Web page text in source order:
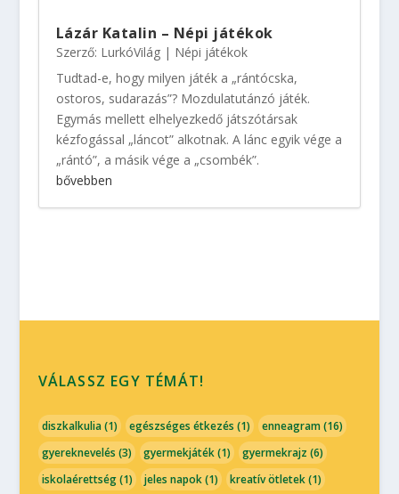
Lázár Katalin – Népi játékok
Szerző: LurkóVilág| Népi játékok
Tudtad-e, hogy milyen játék a „rántócska,
ostoros, sudarazás”? Mozdulatutánzó játék.
Egymás mellett elhelyezkedő játszótársak
kézfogással „láncot” alkotnak. A lánc egyik vége a
„rántó”, a másik vége a „csombék”.
bővebben
VÁLASSZ EGY TÉMÁT!
diszkalkulia(1) egészséges étkezés (1) enneagram(16)
gyereknevelés (3) gyermekjáték(1) gyermekrajz (6)
iskolaérettség(1) jeles napok(1) kreatív ötletek(1)